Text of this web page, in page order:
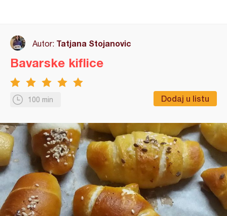
Autor: Tatjana Stojanovic
100 min Dodaj u listu
Bavarske kiflice